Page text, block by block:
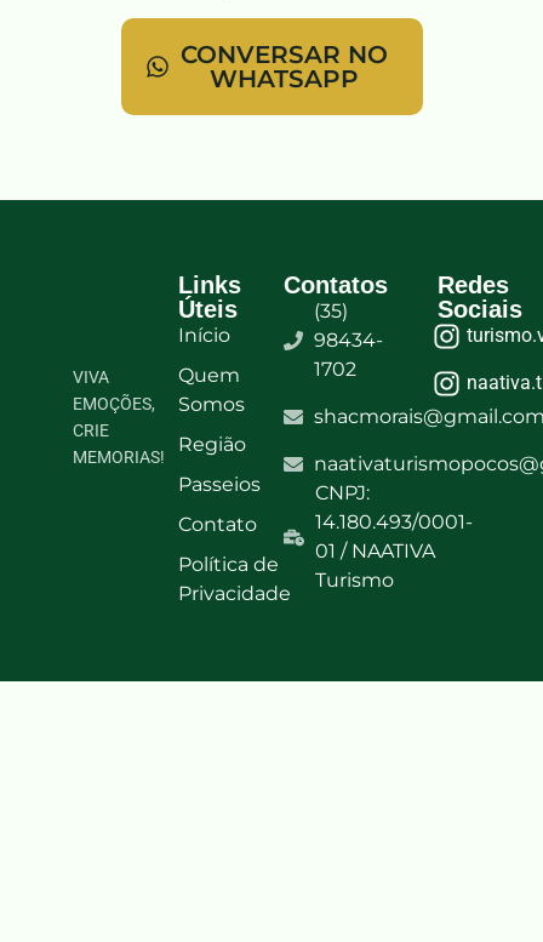
CONVERSAR NO
WHATSAPP
VIVA
EMOÇÕES,
CRIE
MEMORIAS!
Links
Úteis
Início
Quem
Somos
Região
Passeios
Contato
Política de
Privacidade
Contatos
(35)
98434-
1702
CNPJ:
14.180.493/0001-
01 / NAATIVA
Turismo​
Redes
Sociais